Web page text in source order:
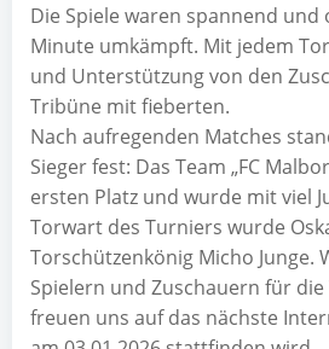
Die Spiele waren spannend und
Minute umkämpft. Mit jedem
und Unterstützung von den
Tribüne mit fieberten.
Nach aufregenden Matches
Sieger fest: Das Team „FC
ersten Platz und wurde mit viel
Torwart des Turniers wurde
Torschützenkönig Micho Junge.
Spielern und Zuschauern für
freuen uns auf das nächste